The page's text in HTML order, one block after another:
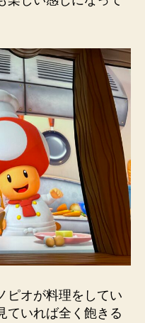
ピオが料理をしてい
ていれば全く飽きる